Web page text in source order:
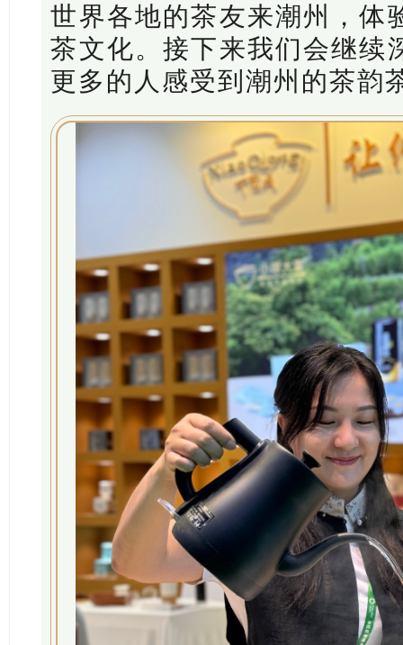
世界各地的茶友来潮州，体
茶文化。接下来我们会继续
更多的人感受到潮州的茶韵